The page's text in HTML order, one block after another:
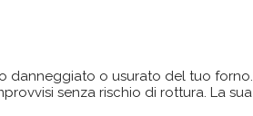
danneggiato o usurato del tuo
senza rischio di rottura. La